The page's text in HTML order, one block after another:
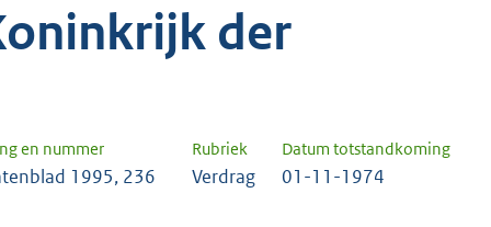
der
en nummer Rubriek Datum totstandkoming
1995, 236 Verdrag 01-11-1974